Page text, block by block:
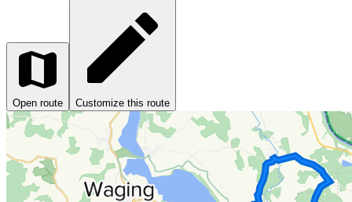
Open route Customize this route